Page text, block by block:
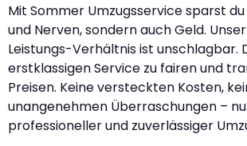
Mit Sommer Umzugsservice sparst
und Nerven, sondern auch Geld.
Leistungs-Verhältnis ist unschlagbar.
erstklassigen Service zu fairen und
Preisen. Keine versteckten Kosten,
unangenehmen Überraschungen –
professioneller und zuverlässiger